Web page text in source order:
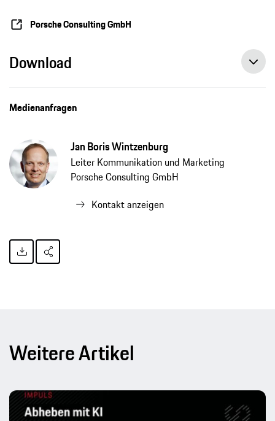
Porsche Consulting GmbH
Download
Medienanfragen
Jan Boris Wintzenburg
Leiter Kommunikation und Marketing
Porsche Consulting GmbH
Kontakt anzeigen
Weitere Artikel